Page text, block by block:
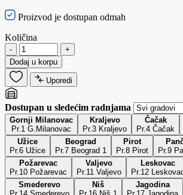
Proizvod je dostupan odmah
Količina
-
+
Dodaj u korpu
Uporedi
Dostupan u sledećim radnjama
Gornji Milanovac
Pr.1 G.Milanovac
Kraljevo
Pr.3 Kraljevo
Čačak
Pr.4 Čačak
Užice
Pr.6 Užice
Beograd
Pr.7 Beograd 1
Pirot
Pr.8 Pirot
Pr.9
Požarevac
Pr.10 Požarevac
Valjevo
Pr.11 Valjevo
Leskovac
Pr.12
Smederevo
Niš
Jagodina